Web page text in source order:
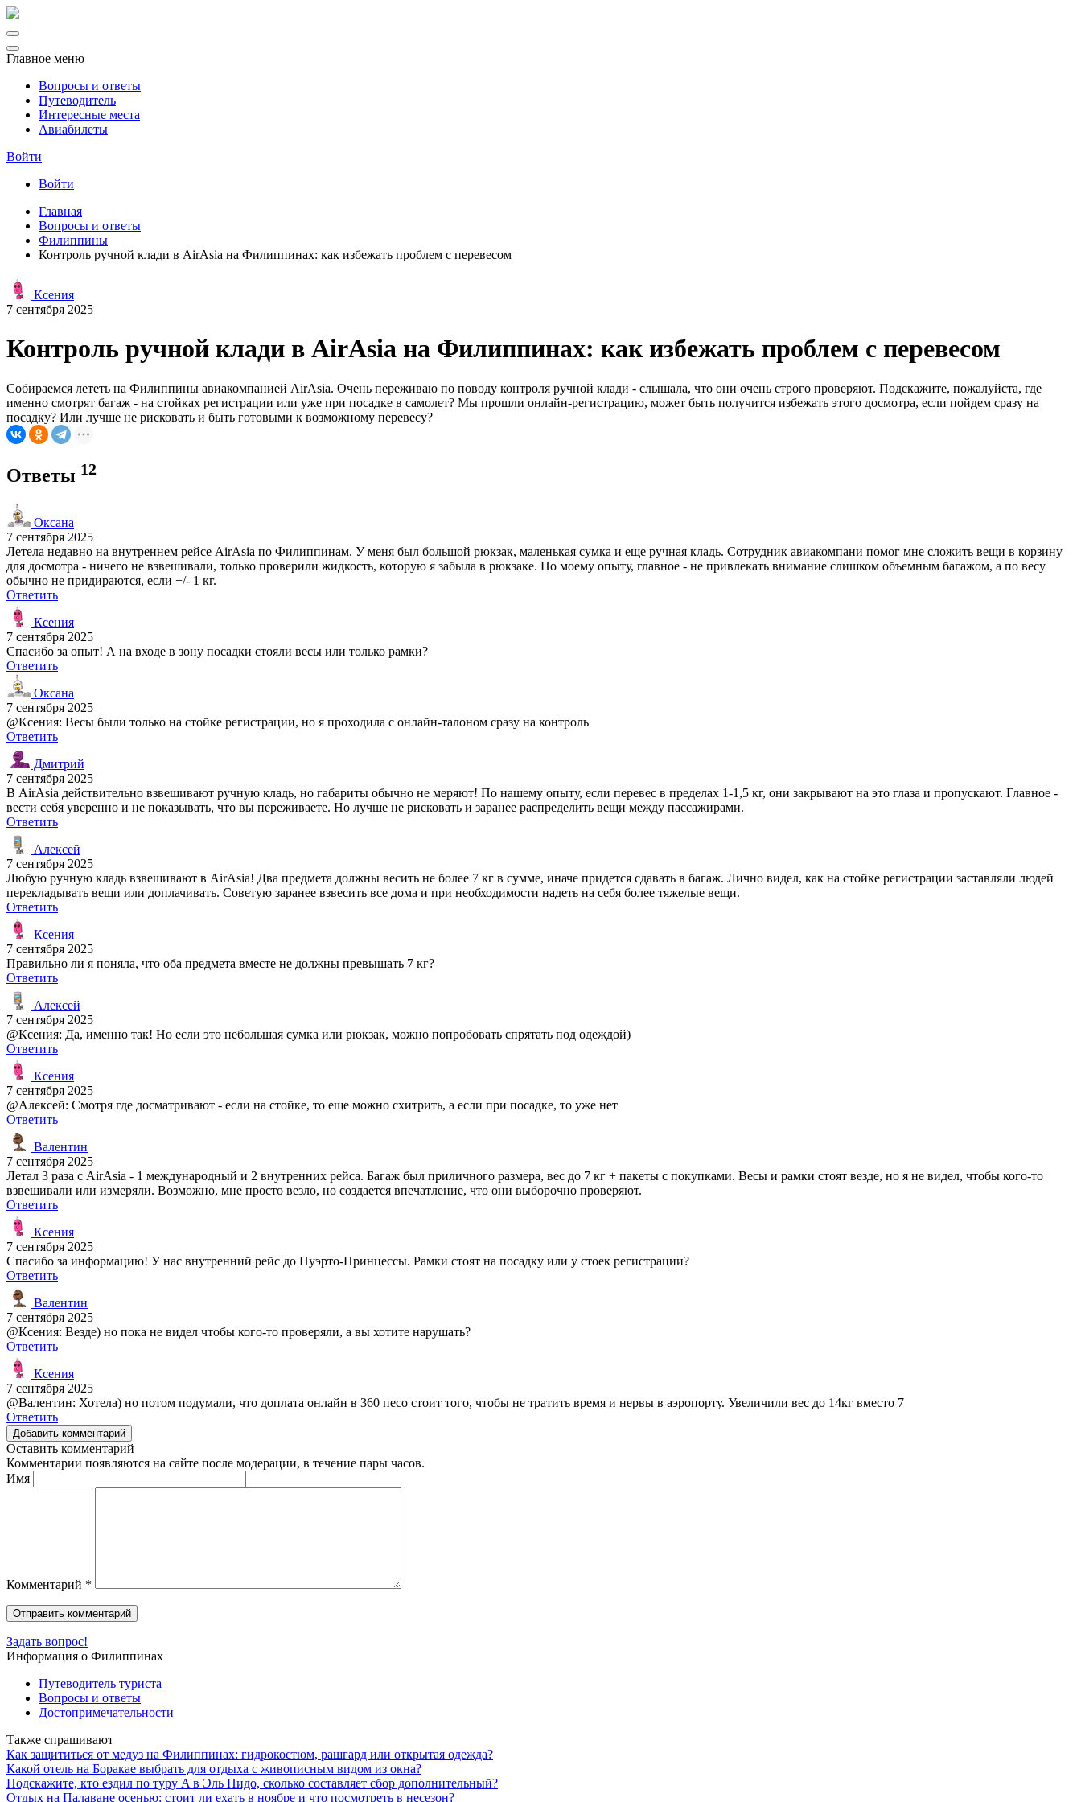
Главное меню
Вопросы и ответы
Путеводитель
Интересные места
Авиабилеты
Войти
Войти
Главная
Вопросы и ответы
Филиппины
Контроль ручной клади в AirAsia на Филиппинах: как избежать проблем с перевесом
Ксения
7 сентября 2025
Контроль ручной клади в AirAsia на Филиппинах: как избежать проблем с перевесом
Собираемся лететь на Филиппины авиакомпанией AirAsia. Очень переживаю по поводу контроля ручной клади - слышала, что они очень строго проверяют. Подскажите, пожалуйста, где
именно смотрят багаж - на стойках регистрации или уже при посадке в самолет? Мы прошли онлайн-регистрацию, может быть получится избежать этого досмотра, если пойдем сразу на
посадку? Или лучше не рисковать и быть готовыми к возможному перевесу?
Ответы 12
Оксана
7 сентября 2025
Летела недавно на внутреннем рейсе AirAsia по Филиппинам. У меня был большой рюкзак, маленькая сумка и еще ручная кладь. Сотрудник авиакомпани помог мне сложить вещи в корзину
для досмотра - ничего не взвешивали, только проверили жидкость, которую я забыла в рюкзаке. По моему опыту, главное - не привлекать внимание слишком объемным багажом, а по весу
обычно не придираются, если +/- 1 кг.
Ответить
Ксения
7 сентября 2025
Спасибо за опыт! А на входе в зону посадки стояли весы или только рамки?
Ответить
Оксана
7 сентября 2025
@Ксения: Весы были только на стойке регистрации, но я проходила с онлайн-талоном сразу на контроль
Ответить
Дмитрий
7 сентября 2025
В AirAsia действительно взвешивают ручную кладь, но габариты обычно не меряют! По нашему опыту, если перевес в пределах 1-1,5 кг, они закрывают на это глаза и пропускают. Главное -
вести себя уверенно и не показывать, что вы переживаете. Но лучше не рисковать и заранее распределить вещи между пассажирами.
Ответить
Алексей
7 сентября 2025
Любую ручную кладь взвешивают в AirAsia! Два предмета должны весить не более 7 кг в сумме, иначе придется сдавать в багаж. Лично видел, как на стойке регистрации заставляли людей
перекладывать вещи или доплачивать. Советую заранее взвесить все дома и при необходимости надеть на себя более тяжелые вещи.
Ответить
Ксения
7 сентября 2025
Правильно ли я поняла, что оба предмета вместе не должны превышать 7 кг?
Ответить
Алексей
7 сентября 2025
@Ксения: Да, именно так! Но если это небольшая сумка или рюкзак, можно попробовать спрятать под одеждой)
Ответить
Ксения
7 сентября 2025
@Алексей: Смотря где досматривают - если на стойке, то еще можно схитрить, а если при посадке, то уже нет
Ответить
Валентин
7 сентября 2025
Летал 3 раза с AirAsia - 1 международный и 2 внутренних рейса. Багаж был приличного размера, вес до 7 кг + пакеты с покупками. Весы и рамки стоят везде, но я не видел, чтобы кого-то
взвешивали или измеряли. Возможно, мне просто везло, но создается впечатление, что они выборочно проверяют.
Ответить
Ксения
7 сентября 2025
Спасибо за информацию! У нас внутренний рейс до Пуэрто-Принцессы. Рамки стоят на посадку или у стоек регистрации?
Ответить
Валентин
7 сентября 2025
@Ксения: Везде) но пока не видел чтобы кого-то проверяли, а вы хотите нарушать?
Ответить
Ксения
7 сентября 2025
@Валентин: Хотела) но потом подумали, что доплата онлайн в 360 песо стоит того, чтобы не тратить время и нервы в аэропорту. Увеличили вес до 14кг вместо 7
Ответить
Добавить комментарий
Оставить комментарий
Комментарии появляются на сайте после модерации, в течение пары часов.
Имя
Комментарий *
Задать вопрос!
Информация о Филиппинах
Путеводитель туриста
Вопросы и ответы
Достопримечательности
Также спрашивают
Как защититься от медуз на Филиппинах: гидрокостюм, рашгард или открытая одежда?
Какой отель на Боракае выбрать для отдыха с живописным видом из окна?
Подскажите, кто ездил по туру A в Эль Нидо, сколько составляет сбор дополнительный?
Отдых на Палаване осенью: стоит ли ехать в ноябре и что посмотреть в несезон?